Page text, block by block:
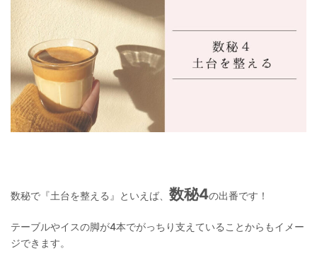
数秘で『土台を整える』といえば、 数秘4の出番です！
テーブルやイスの脚が4本でがっちり支えていることからもイメー
ジできます。